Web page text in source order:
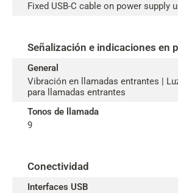
Fixed USB-C cable on power supply
Señalización e indicaciones en
General
Vibración en llamadas entrantes |
para llamadas entrantes
Tonos de llamada
9
Conectividad
Interfaces USB